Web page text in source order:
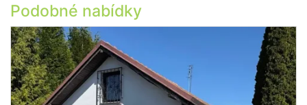
Podobné nabídky